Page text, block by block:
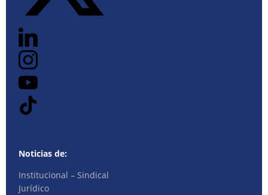
Noticias de:
Institucional – Sindical
Jurídico